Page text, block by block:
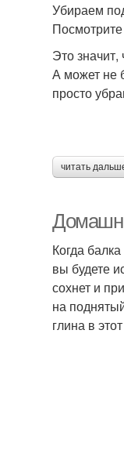
Убираем
Это
А может не
просто
читать
Когда
вы будете
сохнет и
на
глина в